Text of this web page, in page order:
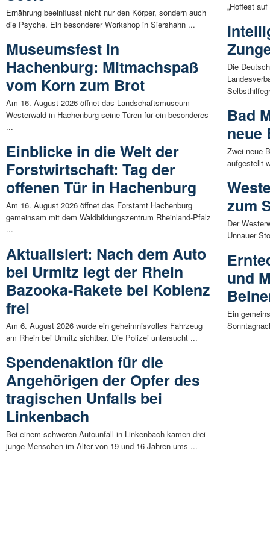
Ernährung beeinflusst nicht nur den Körper, sondern auch
die Psyche. Ein besonderer Workshop in Siershahn ...
Museumsfest in
Hachenburg: Mitmachspaß
vom Korn zum Brot
Am 16. August 2026 öffnet das Landschaftsmuseum
Westerwald in Hachenburg seine Türen für ein besonderes
...
Einblicke in die Welt der
Forstwirtschaft: Tag der
offenen Tür in Hachenburg
Am 16. August 2026 öffnet das Forstamt Hachenburg
gemeinsam mit dem Waldbildungszentrum Rheinland-Pfalz
...
Aktualisiert: Nach dem Auto
bei Urmitz legt der Rhein
Bazooka-Rakete bei Koblenz
frei
Am 6. August 2026 wurde ein geheimnisvolles Fahrzeug
am Rhein bei Urmitz sichtbar. Die Polizei untersucht ...
Spendenaktion für die
Angehörigen der Opfer des
tragischen Unfalls bei
Linkenbach
Bei einem schweren Autounfall in Linkenbach kamen drei
junge Menschen im Alter von 19 und 16 Jahren ums ...
„Hoffest
Die
Bad
neue
Zwei neue
aufgestellt
zum
Der
Unnauer
und
Ein